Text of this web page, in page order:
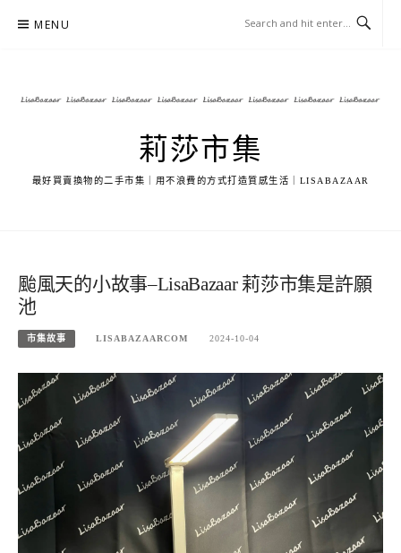
MENU
莉莎市集
最好買賣換物的二手市集｜用不浪費的方式打造質感生活｜LISABAZAAR
颱風天的小故事–LisaBazaar 莉莎市集是許願
池
市集故事 LISABAZAARCOM 2024-10-04